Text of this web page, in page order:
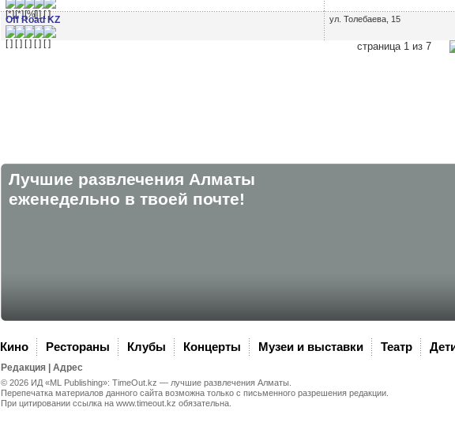
Off Road KZ ул. Толебаева, 15
страница 1 из 7
Лучшие развлечения Алматы
eженедельно в твоей почте!
Кино Рестораны Клубы Концерты Музеи и выставки Театр
Редакция| Адрес
© 2026 ИД «ML Publishing»: TimeOut.kz — лучшие развлечения Алматы.
Перепечатка материалов данного сайта возможна только с письменного разрешения редакции.
При цитировании ссылка на www.timeout.kz обязательна.